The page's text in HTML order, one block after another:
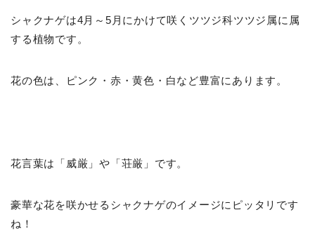
シャクナゲは4月～5月にかけて咲くツツジ科ツツジ属に属
する植物です。
花の色は、ピンク・赤・黄色・白など豊富にあります。
花言葉は「威厳」や「荘厳」です。
豪華な花を咲かせるシャクナゲのイメージにピッタリです
ね！